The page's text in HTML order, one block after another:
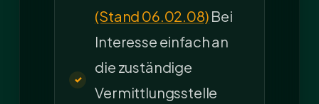
(Stand 06.02.08) Bei
Interesse einfach an
die zuständige
Vermittlungsstelle